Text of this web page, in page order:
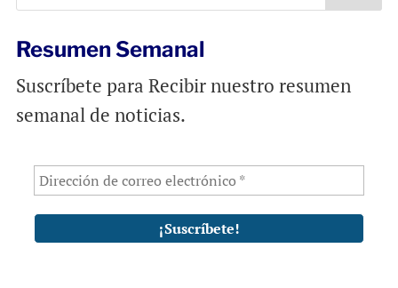
k
p
Resumen Semanal
Suscríbete para Recibir nuestro resumen
semanal de noticias.